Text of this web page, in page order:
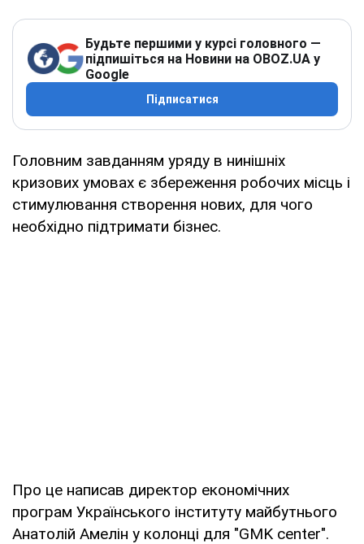
Будьте першими у курсі головного —
підпишіться на Новини на OBOZ.UA у
Google
Підписатися
Головним завданням уряду в нинішніх
кризових умовах є збереження робочих місць і
стимулювання створення нових, для чого
необхідно підтримати бізнес.
Про це написав директор економічних
програм Українського інституту майбутнього
Анатолій Амелін у колонці для "GMK center".